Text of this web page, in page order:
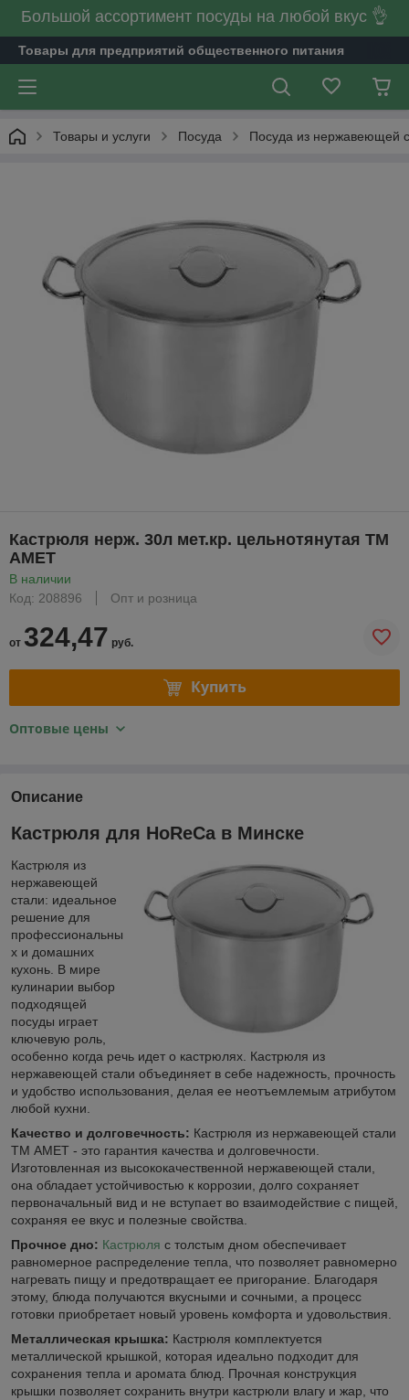
Большой ассортимент посуды на любой вкус 👌
Товары для предприятий общественного питания
Товары и услуги Посуда Посуда из нержавеющей
Кастрюля нерж. 30л мет.кр. цельнотянутая ТМ
АМЕТ
В наличии
Код: 208896
Опт и розница
от 324,47 руб.
Купить
Оптовые цены
Описание
Кастрюля для HoReCa в Минске
Кастрюля из
нержавеющей
стали: идеальное
решение для
профессиональны
х и домашних
кухонь. В мире
кулинарии выбор
подходящей
посуды играет
ключевую роль,
особенно когда речь идет о кастрюлях. Кастрюля из
нержавеющей стали объединяет в себе надежность, прочность
и удобство использования, делая ее неотъемлемым атрибутом
любой кухни.
Качество и долговечность: Кастрюля из нержавеющей стали
ТМ АМЕТ - это гарантия качества и долговечности.
Изготовленная из высококачественной нержавеющей стали,
она обладает устойчивостью к коррозии, долго сохраняет
первоначальный вид и не вступает во взаимодействие с пищей,
сохраняя ее вкус и полезные свойства.
Прочное дно: Кастрюля с толстым дном обеспечивает
равномерное распределение тепла, что позволяет равномерно
нагревать пищу и предотвращает ее пригорание. Благодаря
этому, блюда получаются вкусными и сочными, а процесс
готовки приобретает новый уровень комфорта и удовольствия.
Металлическая крышка: Кастрюля комплектуется
металлической крышкой, которая идеально подходит для
сохранения тепла и аромата блюд. Прочная конструкция
крышки позволяет сохранить внутри кастрюли влагу и жар, что